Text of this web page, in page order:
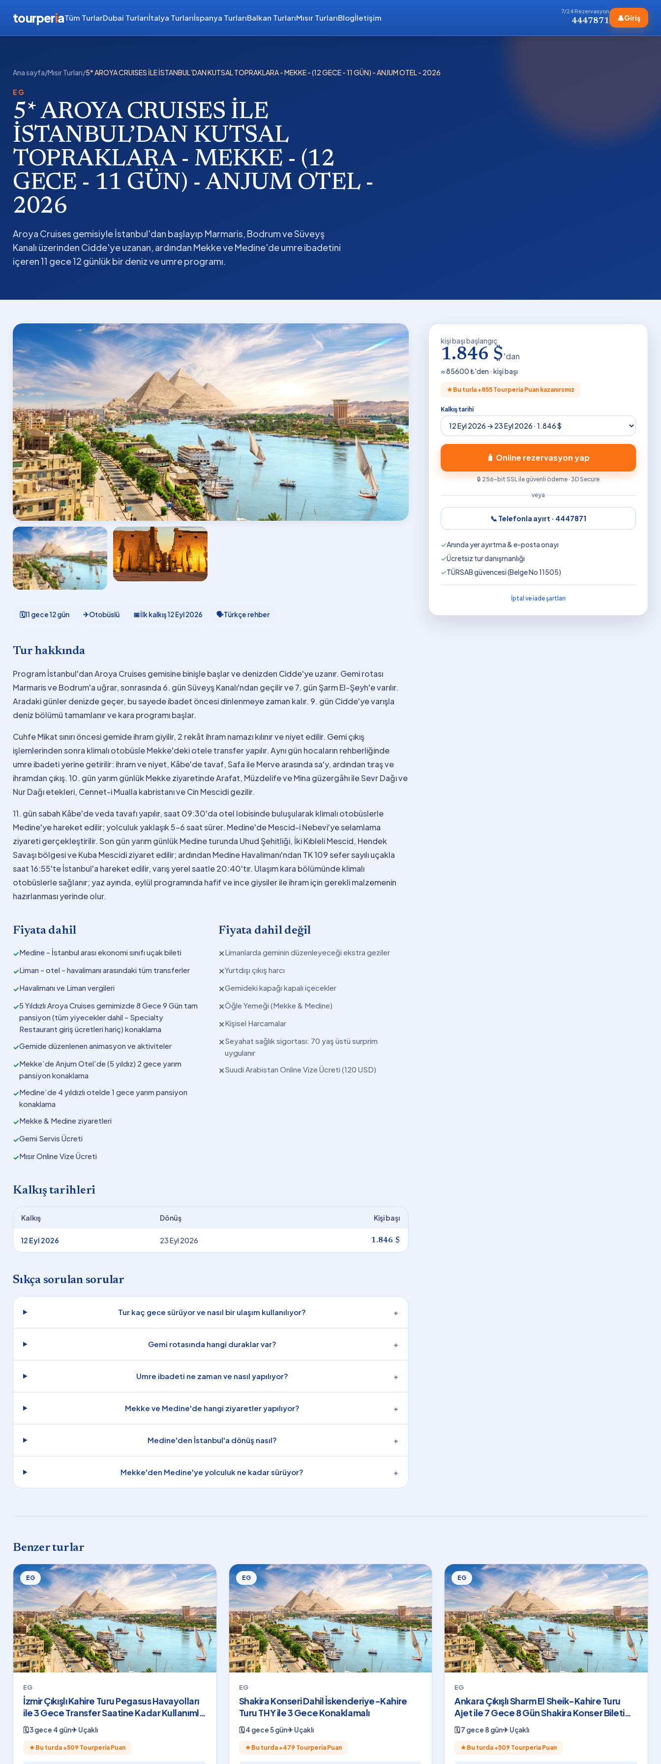
tourperiaTüm TurlarDubai Turlarıİtalya Turlarıİspanya TurlarıBalkan TurlarıMısır TurlarıBlogİletişim
7/24 Rezervasyon
4447871 👤Giriş
Ana sayfa/Mısır Turları/5* AROYA CRUISES İLE İSTANBUL’DAN KUTSAL TOPRAKLARA - MEKKE - (12 GECE - 11 GÜN) - ANJUM OTEL - 2026
EG
5* AROYA CRUISES İLE
İSTANBUL’DAN KUTSAL
TOPRAKLARA - MEKKE - (12
GECE - 11 GÜN) - ANJUM OTEL -
2026
Aroya Cruises gemisiyle İstanbul'dan başlayıp Marmaris, Bodrum ve Süveyş
Kanalı üzerinden Cidde'ye uzanan, ardından Mekke ve Medine'de umre ibadetini
içeren 11 gece 12 günlük bir deniz ve umre programı.
🗓11 gece 12 gün ✈Otobüslü 📅İlk kalkış12 Eyl 2026 🗣Türkçe rehber
Tur hakkında
Program İstanbul'dan Aroya Cruises gemisine binişle başlar ve denizden Cidde'ye uzanır. Gemi rotası
Marmaris ve Bodrum'a uğrar, sonrasında 6. gün Süveyş Kanalı'ndan geçilir ve 7. gün Şarm El-Şeyh'e varılır.
Aradaki günler denizde geçer, bu sayede ibadet öncesi dinlenmeye zaman kalır. 9. gün Cidde'ye varışla
deniz bölümü tamamlanır ve kara programı başlar.
Cuhfe Mikat sınırı öncesi gemide ihram giyilir, 2 rekât ihram namazı kılınır ve niyet edilir. Gemi çıkış
işlemlerinden sonra klimalı otobüsle Mekke'deki otele transfer yapılır. Aynı gün hocaların rehberliğinde
umre ibadeti yerine getirilir: ihram ve niyet, Kâbe'de tavaf, Safa ile Merve arasında sa'y, ardından tıraş ve
ihramdan çıkış. 10. gün yarım günlük Mekke ziyaretinde Arafat, Müzdelife ve Mina güzergâhı ile Sevr Dağı ve
Nur Dağı etekleri, Cennet-i Mualla kabristanı ve Cin Mescidi gezilir.
11. gün sabah Kâbe'de veda tavafı yapılır, saat 09:30'da otel lobisinde buluşularak klimalı otobüslerle
Medine'ye hareket edilir; yolculuk yaklaşık 5-6 saat sürer. Medine'de Mescid-i Nebevi'ye selamlama
ziyareti gerçekleştirilir. Son gün yarım günlük Medine turunda Uhud Şehitliği, İki Kıbleli Mescid, Hendek
Savaşı bölgesi ve Kuba Mescidi ziyaret edilir; ardından Medine Havalimanı'ndan TK 109 sefer sayılı uçakla
saat 16:55'te İstanbul'a hareket edilir, varış yerel saatle 20:40'tır. Ulaşım kara bölümünde klimalı
otobüslerle sağlanır; yaz ayında, eylül programında hafif ve ince giysiler ile ihram için gerekli malzemenin
hazırlanması yerinde olur.
Fiyata dahil
✓Medine - İstanbul arası ekonomi sınıfı uçak bileti
✓Liman - otel - havalimanı arasındaki tüm transferler
✓Havalimanı ve Liman vergileri
✓5 Yıldızlı Aroya Cruises gemimizde 8 Gece 9 Gün tam
pansiyon (tüm yiyecekler dahil - Specialty
Restaurant giriş ücretleri hariç) konaklama
✓Gemide düzenlenen animasyon ve aktiviteler
✓Mekke’de Anjum Otel’de (5 yıldız) 2 gece yarım
pansiyon konaklama
✓Medine’de 4 yıldızlı otelde 1 gece yarım pansiyon
konaklama
✓Mekke & Medine ziyaretleri
✓Gemi Servis Ücreti
✓Mısır Online Vize Ücreti
Fiyata dahil değil
✕Limanlarda geminin düzenleyeceği ekstra geziler
✕Yurtdışı çıkış harcı
✕Gemideki kapağı kapalı içecekler
✕Öğle Yemeği (Mekke & Medine)
✕Kişisel Harcamalar
✕Seyahat sağlık sigortası: 70 yaş üstü surprim
uygulanır
✕Suudi Arabistan Online Vize Ücreti (120 USD)
Kalkış tarihleri
Kalkış Dönüş Kişi başı
12 Eyl 2026 23 Eyl 2026 1.846 $
Sıkça sorulan sorular
Tur kaç gece sürüyor ve nasıl bir ulaşım kullanılıyor? +
Gemi rotasında hangi duraklar var? +
Umre ibadeti ne zaman ve nasıl yapılıyor? +
Mekke ve Medine'de hangi ziyaretler yapılıyor? +
Medine'den İstanbul'a dönüş nasıl? +
Mekke'den Medine'ye yolculuk ne kadar sürüyor? +
kişi başı başlangıç
1.846 $'dan
≈85600₺'den · kişi başı
★ Bu turla +855Tourperia Puan kazanırsınız
Kalkış tarihi
🧳 Online rezervasyon yap
🔒 256-bit SSL ile güvenli ödeme · 3D Secure
veya
📞 Telefonla ayırt · 4447871
✓Anında yer ayırtma & e-posta onayı
✓Ücretsiz tur danışmanlığı
✓TÜRSAB güvencesi (Belge No 11505)
İptal ve iade şartları
Benzer turlar
EG
EG
İzmir Çıkışlı Kahire Turu Pegasus Havayolları
ile 3 Gece Transfer Saatine Kadar Kullanımlı
Shakira Konser Bileti Dahil
🗓3 gece 4 gün✈Uçaklı
★ Bu turda +509 Tourperia Puan
EG
EG
Shakira Konseri Dahil İskenderiye-Kahire
Turu THY ile 3 Gece Konaklamalı
🗓4 gece 5 gün✈Uçaklı
★ Bu turda +479 Tourperia Puan
EG
EG
Ankara Çıkışlı Sharm El Sheik-Kahire Turu
Ajet ile 7 Gece 8 Gün Shakira Konser Bileti
Dahil
🗓7 gece 8 gün✈Uçaklı
★ Bu turda +509 Tourperia Puan